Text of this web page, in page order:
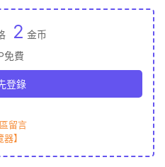
2 金币
免費
登錄
留言
】